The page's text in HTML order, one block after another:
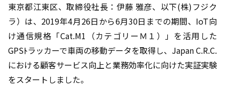
東京都江東区、取締役社長：伊藤 雅彦、以下(株)フジク
ラ）は、2019年4月26日から6月30日までの期間、IoT向
け通信規格「Cat.M1（カテゴリーＭ１）」を活用した
GPSﾄラッカーで車両の移動データを取得し、Japan C.R.C.
における顧客サービス向上と業務効率化に向けた実証実験
をスタートしました。